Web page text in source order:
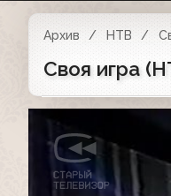
Архив НТВ
Своя игра